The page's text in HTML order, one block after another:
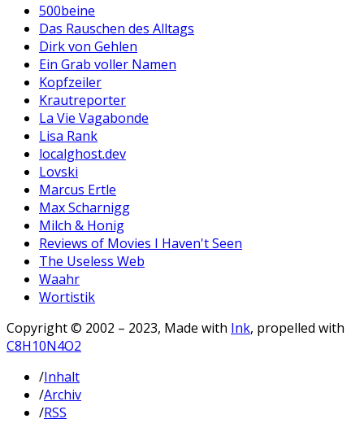
500beine
Das Rauschen des Alltags
Dirk von Gehlen
Ein Grab voller Namen
Kopfzeiler
Krautreporter
La Vie Vagabonde
Lisa Rank
localghost.dev
Lovski
Marcus Ertle
Max Scharnigg
Milch & Honig
Reviews of Movies I Haven't Seen
The Useless Web
Waahr
Wortistik
Copyright © 2002 – 2023, Made with Ink, propelled with
C8H10N4O2
/Inhalt
/Archiv
/RSS